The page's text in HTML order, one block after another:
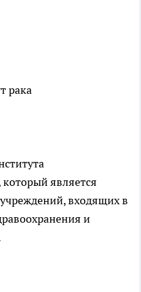
рака
является
входящих в
и